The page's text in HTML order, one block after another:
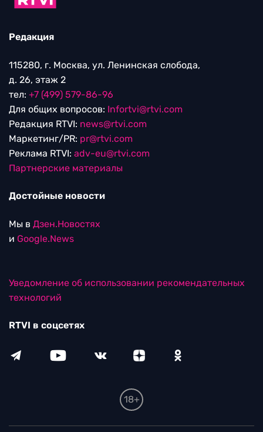
Редакция
115280, г. Москва, ул. Ленинская слобода,
д. 26, этаж 2
тел: +7 (499) 579-86-96
Для общих вопросов: Infortvi@rtvi.com
Редакция RTVI: news@rtvi.com
Маркетинг/PR: pr@rtvi.com
Реклама RTVI: adv-eu@rtvi.com
Партнерские материалы
Достойные новости
Мы в Дзен.Новостях
и Google.News
Уведомление об использовании рекомендательных
технологий
RTVI в соцсетях
18+